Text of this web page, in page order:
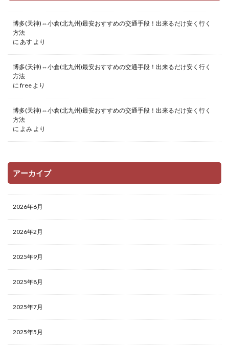
博多(天神)⇔小倉(北九州)最安おすすめの交通手段！出来るだけ安く行く
方法
に あす より
博多(天神)⇔小倉(北九州)最安おすすめの交通手段！出来るだけ安く行く
方法
に free より
博多(天神)⇔小倉(北九州)最安おすすめの交通手段！出来るだけ安く行く
方法
に よみ より
アーカイブ
2026年6月
2026年2月
2025年9月
2025年8月
2025年7月
2025年5月